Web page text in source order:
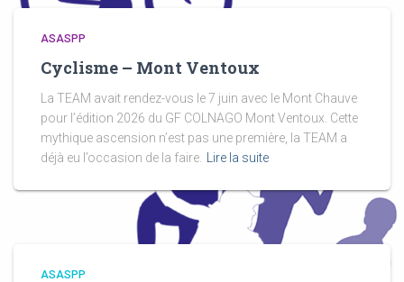
ASASPP
Cyclisme – Mont Ventoux
La TEAM avait rendez-vous le 7 juin avec le Mont Chauve
pour l’édition 2026 du GF COLNAGO Mont Ventoux. Cette
mythique ascension n’est pas une première, la TEAM a
déjà eu l’occasion de la faire.
Lire la suite
ASASPP